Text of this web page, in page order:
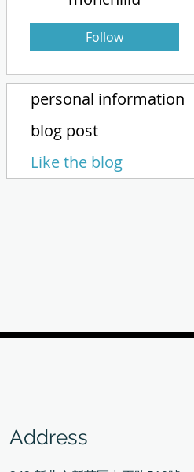
Follow
personal information
blog post
Like the blog
Address